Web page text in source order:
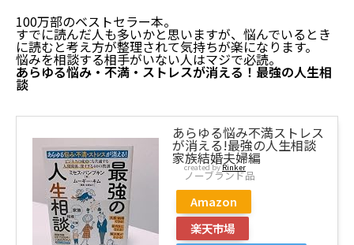
100万部のベストセラー本。
すでに読んだ人も多いかと思いますが、悩んでいるとき
に読むと考え方が整理されて気持ちが楽になります。
悩みを相談する相手がいない人はマジで必読。
あらゆる悩み・不満・ストレスが消える！最強の人生相
談
あらゆる悩み不満ストレス
が消える!最強の人生相談
家族結婚夫婦編
created byRinker
ノーブランド品
Amazon
楽天市場